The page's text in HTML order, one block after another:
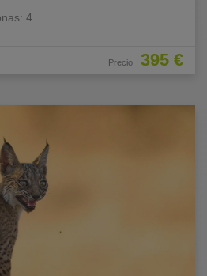
Precio 395 €
4